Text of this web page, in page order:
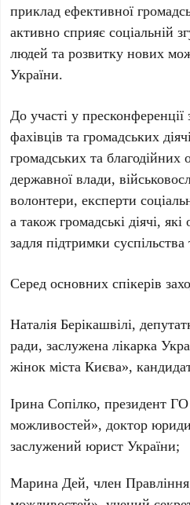
приклад ефективної
активно сприяє соціальній
людей та розвитку нових
України.
До участі у
фахівців та громадських
громадських та благодійних
державної влади,
волонтери, експерти
а також громадські діячі,
задля підтримки
Серед основних спікерів
Наталія Берікашвілі,
ради, заслужена лікарка
жінок міста Києва»,
Ірина Сопілко, президент
можливостей», доктор
заслужений юрист України;
Марина Дей, член